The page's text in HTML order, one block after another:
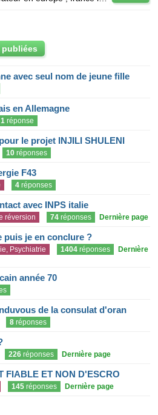
publiées
avec seul nom de jeune fille
en Allemagne
1 réponse
le projet INJILI SHULENI
10 réponses
F43
4 réponses
avec INPS italie
réversion 74 réponses Dernière page
puis je en conclure ?
Psychiatrie 1404 réponses
Dernière
année 70
de la consulat d'oran
8 réponses
226 réponses Dernière page
FIABLE ET NON D'ESCRO
145 réponses Dernière page